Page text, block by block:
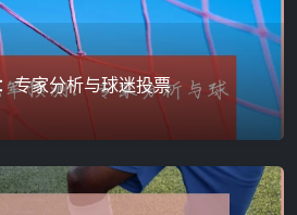
专家分析与球迷投票